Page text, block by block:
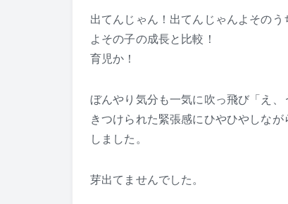
出てんじゃん！出てんじゃんよその
よその子の成長と比較！
育児か！
ぼんやり気分も一気に吹っ飛び「え
きつけられた緊張感にひやひやしな
しました。
芽出てませんでした。